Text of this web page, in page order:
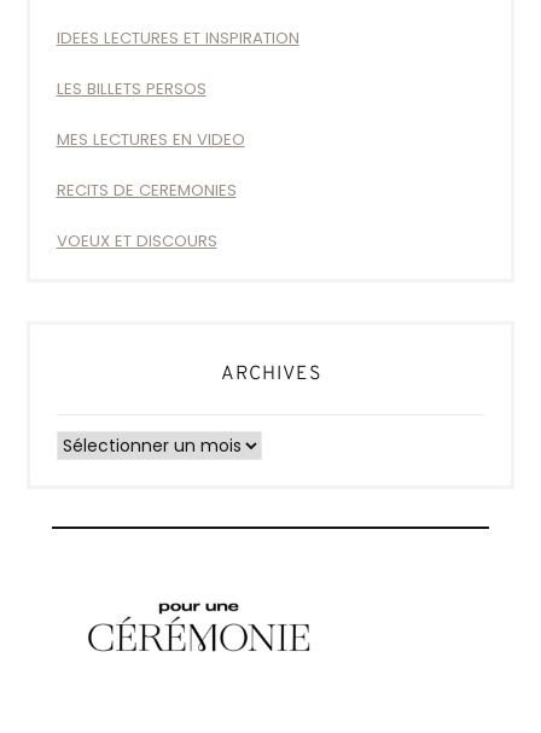
IDEES LECTURES ET INSPIRATION
LES BILLETS PERSOS
MES LECTURES EN VIDEO
RECITS DE CEREMONIES
VOEUX ET DISCOURS
ARCHIVES
Archives